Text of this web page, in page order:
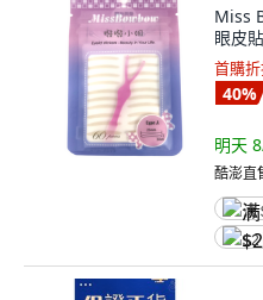
Miss
眼皮
首購
40%
明天
酷澎直
满
$2